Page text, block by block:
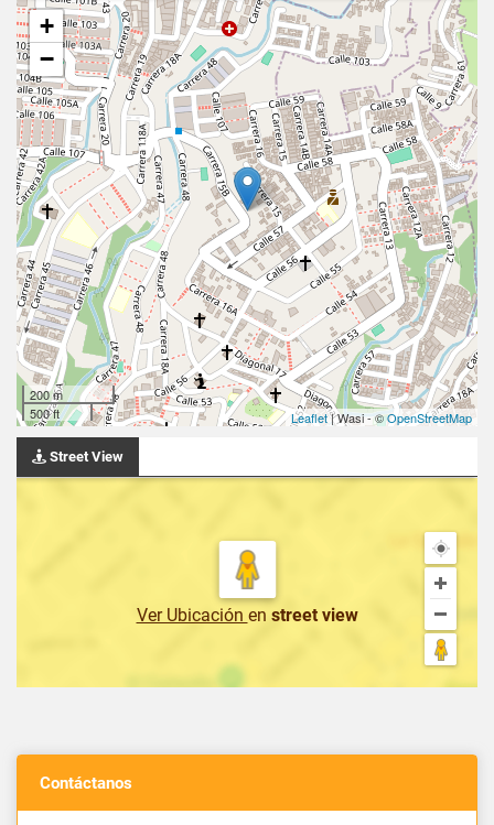
+
−
200 m
500 ft
Leaflet| Wasi - ©OpenStreetMap
Street View
Ver Ubicación en street view
Contáctanos